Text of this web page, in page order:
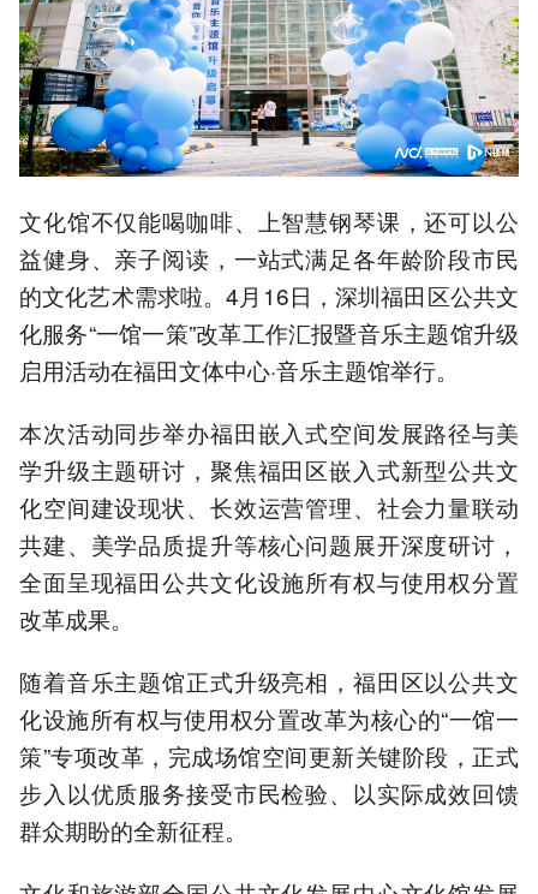
文化馆不仅能喝咖啡、上智慧钢琴课，还可以公
益健身、亲子阅读，一站式满足各年龄阶段市民
的文化艺术需求啦。4月16日，深圳福田区公共文
化服务“一馆一策”改革工作汇报暨音乐主题馆升级
启用活动在福田文体中心·音乐主题馆举行。
本次活动同步举办福田嵌入式空间发展路径与美
学升级主题研讨，聚焦福田区嵌入式新型公共文
化空间建设现状、长效运营管理、社会力量联动
共建、美学品质提升等核心问题展开深度研讨，
全面呈现福田公共文化设施所有权与使用权分置
改革成果。
随着音乐主题馆正式升级亮相，福田区以公共文
化设施所有权与使用权分置改革为核心的“一馆一
策”专项改革，完成场馆空间更新关键阶段，正式
步入以优质服务接受市民检验、以实际成效回馈
群众期盼的全新征程。